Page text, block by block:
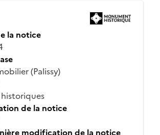
la notice
(Palissy)
de la notice
modification de la notice